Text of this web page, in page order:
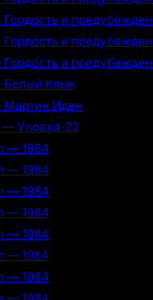
и
и
и
Клык
Иден
Уловка-22
— 1984
— 1984
— 1984
— 1984
— 1984
— 1984
— 1984